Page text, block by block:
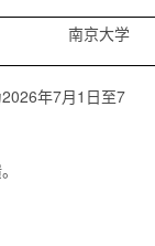
南京大学
年7月1 日至7